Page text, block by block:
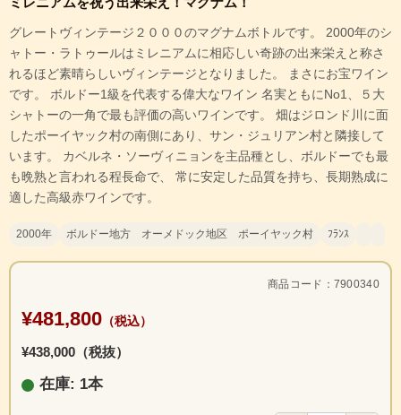
グレートヴィンテージ２０００のマグナムボトルです。 2000年のシ
ャトー・ラトゥールはミレニアムに相応しい奇跡の出来栄えと称さ
れるほど素晴らしいヴィンテージとなりました。 まさにお宝ワイン
です。 ボルドー1級を代表する偉大なワイン 名実ともにNo1、５大
シャトーの一角で最も評価の高いワインです。 畑はジロンド川に面
したポーイヤック村の南側にあり、サン・ジュリアン村と隣接して
います。 カベルネ・ソーヴィニョンを主品種とし、ボルドーでも最
も晩熟と言われる程長命で、 常に安定した品質を持ち、長期熟成に
適した高級赤ワインです。
2000年 ボルドー地方 オーメドック地区 ポーイヤック村 ﾌﾗﾝｽ
商品コード：7900340
¥481,800 （税込）
¥438,000（税抜）
在庫: 1本